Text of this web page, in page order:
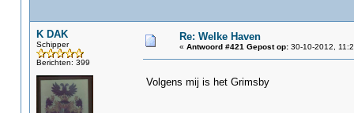
K DAK
Schipper
Berichten: 399
Re: Welke Haven
« Antwoord #421 Gepost op: 30-10-2012,
Volgens mij is het Grimsby